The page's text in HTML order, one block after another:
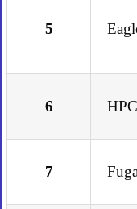
5
6
7